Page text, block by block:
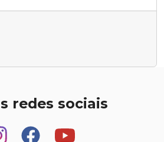
redes sociais